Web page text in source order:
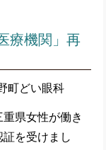
療機関」再
町どい眼科
県女性が働き
を受けまし